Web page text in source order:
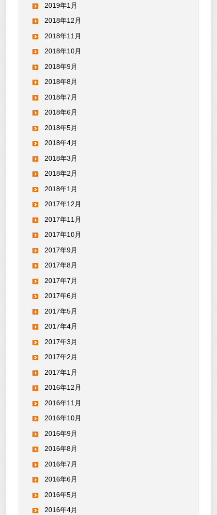
2019年1月
2018年12月
2018年11月
2018年10月
2018年9月
2018年8月
2018年7月
2018年6月
2018年5月
2018年4月
2018年3月
2018年2月
2018年1月
2017年12月
2017年11月
2017年10月
2017年9月
2017年8月
2017年7月
2017年6月
2017年5月
2017年4月
2017年3月
2017年2月
2017年1月
2016年12月
2016年11月
2016年10月
2016年9月
2016年8月
2016年7月
2016年6月
2016年5月
2016年4月